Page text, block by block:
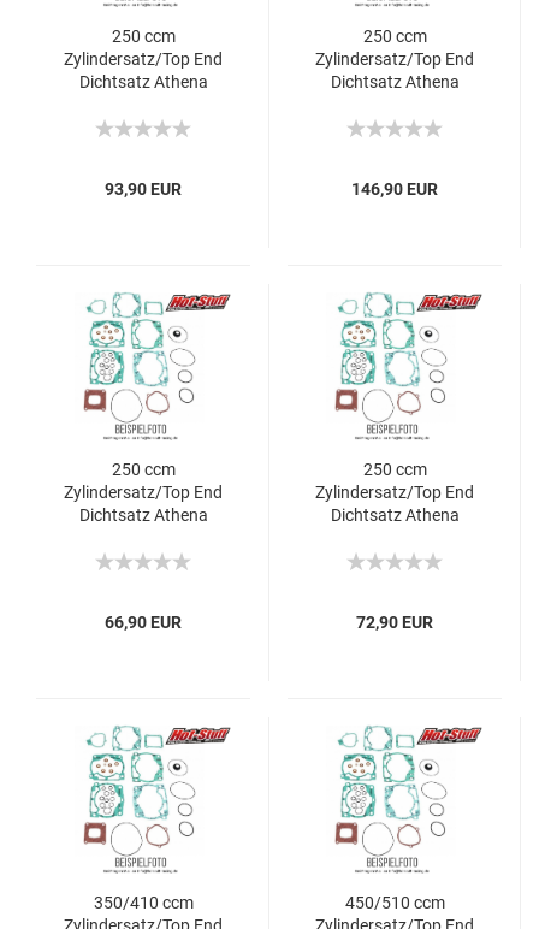
250 ccm
Zylindersatz/Top End
Dichtsatz Athena
93,90 EUR
250 ccm
Zylindersatz/Top End
Dichtsatz Athena
146,90 EUR
250 ccm
Zylindersatz/Top End
Dichtsatz Athena
66,90 EUR
250 ccm
Zylindersatz/Top End
Dichtsatz Athena
72,90 EUR
350/410 ccm
450/510 ccm